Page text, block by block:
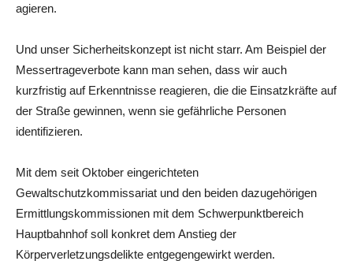
agieren.
Und unser Sicherheitskonzept ist nicht starr. Am Beispiel der
Messertrageverbote kann man sehen, dass wir auch
kurzfristig auf Erkenntnisse reagieren, die die Einsatzkräfte auf
der Straße gewinnen, wenn sie gefährliche Personen
identifizieren.
Mit dem seit Oktober eingerichteten
Gewaltschutzkommissariat und den beiden dazugehörigen
Ermittlungskommissionen mit dem Schwerpunktbereich
Hauptbahnhof soll konkret dem Anstieg der
Körperverletzungsdelikte entgegengewirkt werden.